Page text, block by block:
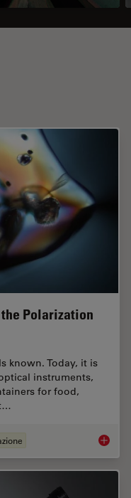
Polarization
known. Today, it is
instruments,
for food,